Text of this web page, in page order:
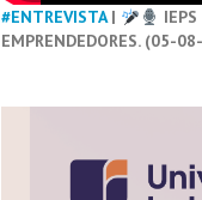
#ENTREVISTA|
EMPRENDEDORES. (05-